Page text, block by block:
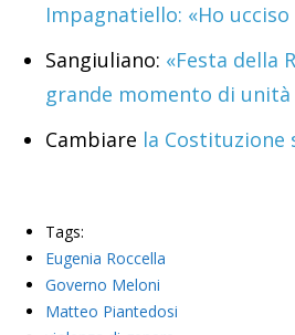
Impagnatiello: «Ho
Sangiuliano: «Festa della
grande momento di unità
Cambiare la Costituzione
Tags:
Eugenia Roccella
Governo Meloni
Matteo Piantedosi